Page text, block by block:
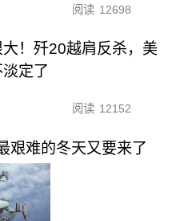
阅读 12698
！歼20越肩反杀，美
定了
阅读 12152
艰难的冬天又要来了